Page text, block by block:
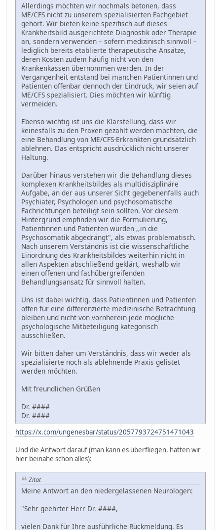
Allerdings möchten wir nochmals betonen, dass
ME/CFS nicht zu unserem spezialisierten Fachgebiet
gehört. Wir bieten keine spezifisch auf dieses
Krankheitsbild ausgerichtete Diagnostik oder Therapie
an, sondern verwenden – sofern medizinisch sinnvoll –
lediglich bereits etablierte therapeutische Ansätze,
deren Kosten zudem häufig nicht von den
Krankenkassen übernommen werden. In der
Vergangenheit entstand bei manchen Patientinnen und
Patienten offenbar dennoch der Eindruck, wir seien auf
ME/CFS spezialisiert. Dies möchten wir künftig
vermeiden.
Ebenso wichtig ist uns die Klarstellung, dass wir
keinesfalls zu den Praxen gezählt werden möchten, die
eine Behandlung von ME/CFS-Erkrankten grundsätzlich
ablehnen. Das entspricht ausdrücklich nicht unserer
Haltung.
Darüber hinaus verstehen wir die Behandlung dieses
komplexen Krankheitsbildes als multidisziplinäre
Aufgabe, an der aus unserer Sicht gegebenenfalls auch
Psychiater, Psychologen und psychosomatische
Fachrichtungen beteiligt sein sollten. Vor diesem
Hintergrund empfinden wir die Formulierung,
Patientinnen und Patienten würden ,,in die
Psychosomatik abgedrängt", als etwas problematisch.
Nach unserem Verständnis ist die wissenschaftliche
Einordnung des Krankheitsbildes weiterhin nicht in
allen Aspekten abschließend geklärt, weshalb wir
einen offenen und fachübergreifenden
Behandlungsansatz für sinnvoll halten.
Uns ist dabei wichtig, dass Patientinnen und Patienten
offen für eine differenzierte medizinische Betrachtung
bleiben und nicht von vornherein jede mögliche
psychologische Mitbeteiligung kategorisch
ausschließen.
Wir bitten daher um Verständnis, dass wir weder als
spezialisierte noch als ablehnende Praxis gelistet
werden möchten.
Mit freundlichen Grüßen
Dr. ####
Dr. ####
https://x.com/ungenesbar/status/2057793724751471043
Und die Antwort darauf (man kann es überfliegen, hatten wir
hier beinahe schon alles):
Zitat
Meine Antwort an den niedergelassenen Neurologen:
"Sehr geehrter Herr Dr. ####,
vielen Dank für Ihre ausführliche Rückmeldung. Es